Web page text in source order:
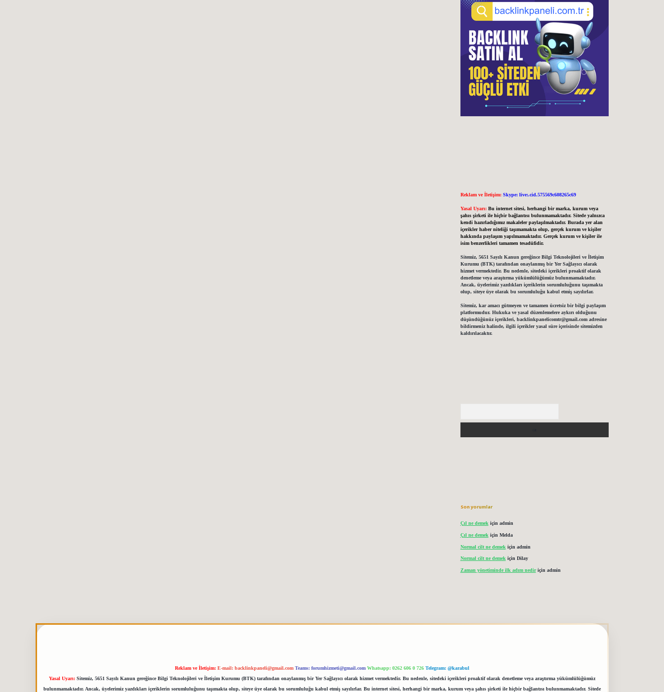
Reklam ve İletişim: Skype: live:.cid.575569c608265c69
Yasal Uyarı: Bu internet sitesi, herhangi bir marka, kurum veya
şahıs şirketi ile hiçbir bağlantısı bulunmamaktadır. Sitede yalnızca
kendi hazırladığımız makaleler paylaşılmaktadır. Burada yer alan
içerikler haber niteliği taşımamakta olup, gerçek kurum ve kişiler
hakkında paylaşım yapılmamaktadır. Gerçek kurum ve kişiler ile
isim benzerlikleri tamamen tesadüfidir.
Sitemiz, 5651 Sayılı Kanun gereğince Bilgi Teknolojileri ve İletişim
Kurumu (BTK) tarafından onaylanmış bir Yer Sağlayıcı olarak
hizmet vermektedir. Bu nedenle, sitedeki içerikleri proaktif olarak
denetleme veya araştırma yükümlülüğümüz bulunmamaktadır.
Ancak, üyelerimiz yazdıkları içeriklerin sorumluluğunu taşımakta
olup, siteye üye olarak bu sorumluluğu kabul etmiş sayılırlar.
Sitemiz, kar amacı gütmeyen ve tamamen ücretsiz bir bilgi paylaşım
platformudur. Hukuka ve yasal düzenlemelere aykırı olduğunu
düşündüğünüz içerikleri, backlinkpanelicomtr@gmail.comadresine
bildirmeniz halinde, ilgili içerikler yasal süre içerisinde sitemizden
kaldırılacaktır.
Son yorumlar
Çıl ne demekiçin admin
Çıl ne demek için Melda
Normal cilt ne demek için admin
Normal cilt ne demek için Dilay
Zaman yönetiminde ilk adım nediriçin admin
Reklam ve İletişim: E-mail: backlinkpaneli@gmail.com Teams: forumhizmeti@gmail.com Whatsapp: 0262 606 0 726 Telegram: @karabul
Yasal Uyarı: Sitemiz, 5651 Sayılı Kanun gereğince Bilgi Teknolojileri ve İletişim Kurumu (BTK) tarafından onaylanmış bir Yer Sağlayıcı olarak hizmet vermektedir. Bu nedenle, sitedeki içerikleri proaktif olarak denetleme veya araştırma yükümlülüğümüz
bulunmamaktadır. Ancak, üyelerimiz yazdıkları içeriklerin sorumluluğunu taşımakta olup, siteye üye olarak bu sorumluluğu kabul etmiş sayılırlar. Bu internet sitesi, herhangi bir marka, kurum veya şahıs şirketi ile hiçbir bağlantısı bulunmamaktadır. Sitede